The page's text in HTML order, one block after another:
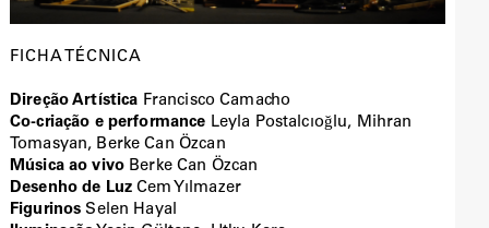
FICHA TÉCNICA
Direção Artística Francisco Camacho
Co-criação e performance Leyla Postalcıoğlu, Mihran
Tomasyan, Berke Can Özcan
Música ao vivo Berke Can Özcan
Desenho de Luz Cem Yılmazer
Figurinos Selen Hayal